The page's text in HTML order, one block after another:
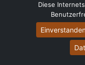
Impressum
Datenschutz
Umzugsservice
Diese